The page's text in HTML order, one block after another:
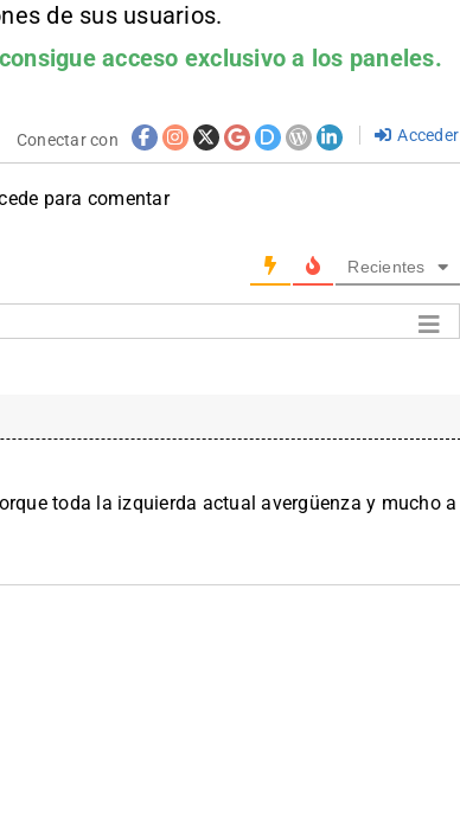
de sus usuarios.
acceso exclusivo a los paneles.
Conectar con Acceder
para comentar
Recientes
toda la izquierda actual avergüenza y mucho a